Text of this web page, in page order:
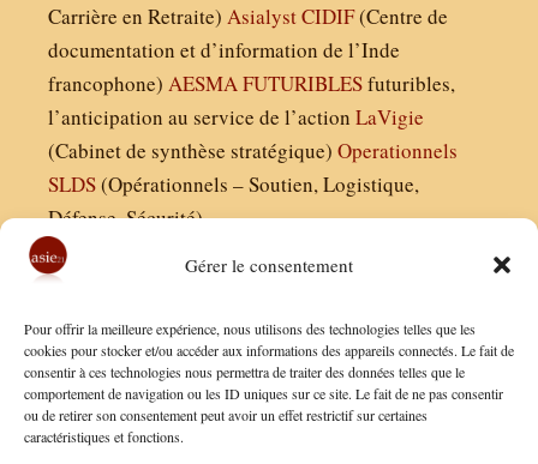
Gérer le consentement
Pour offrir la meilleure expérience, nous utilisons des technologies telles que les
cookies pour stocker et/ou accéder aux informations des appareils connectés. Le fait de
consentir à ces technologies nous permettra de traiter des données telles que le
comportement de navigation ou les ID uniques sur ce site. Le fait de ne pas consentir
ou de retirer son consentement peut avoir un effet restrictif sur certaines
caractéristiques et fonctions.
Carrière en Retraite) AsialystCIDIF(Centre de
documentation et d’information de l’Inde
francophone) AESMA FUTURIBLESfuturibles,
l’anticipation au service de l’action LaVigie
(Cabinet de synthèse stratégique) Operationnels
SLDS(Opérationnels – Soutien, Logistique,
Défense, Sécurité)
Finaldées EURL
Siège social : 13 avenue Boudon, 75016, Paris
Nous contacter